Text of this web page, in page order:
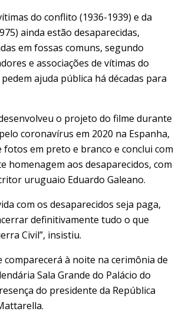
do conflito (1936-1939) e da
ainda estão desaparecidas,
em fossas comuns, segundo
e associações de vítimas do
ajuda pública há décadas para
o projeto do filme durante
coronavírus em 2020 na Espanha,
fotos em preto e branco e conclui com
homenagem aos desaparecidos, com
uruguaio Eduardo Galeano.
com os desaparecidos seja paga,
definitivamente tudo o que
Civil”, insistiu.
comparecerá à noite na cerimônia de
Sala Grande do Palácio do
do presidente da República